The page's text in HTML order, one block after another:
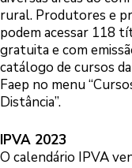
rural. Produtores e
podem acessar 118
gratuita e com
catálogo de cursos
Faep no menu
Distância”.
IPVA 2023
O calendário IPVA